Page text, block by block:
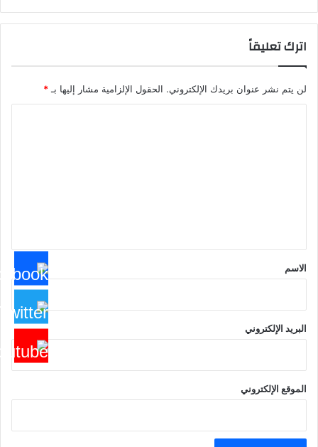
اترك تعليقاً
لن يتم نشر عنوان بريدك الإلكتروني. الحقول الإلزامية مشار إليها بـ *
*
الاسم
البريد الإلكتروني
الموقع الإلكتروني